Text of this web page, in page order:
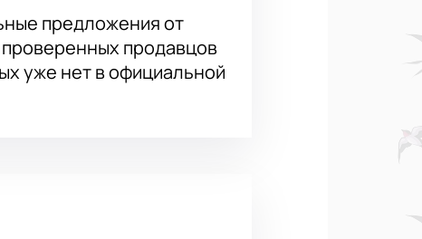
предложения от
продавцов
уже нет в официальной